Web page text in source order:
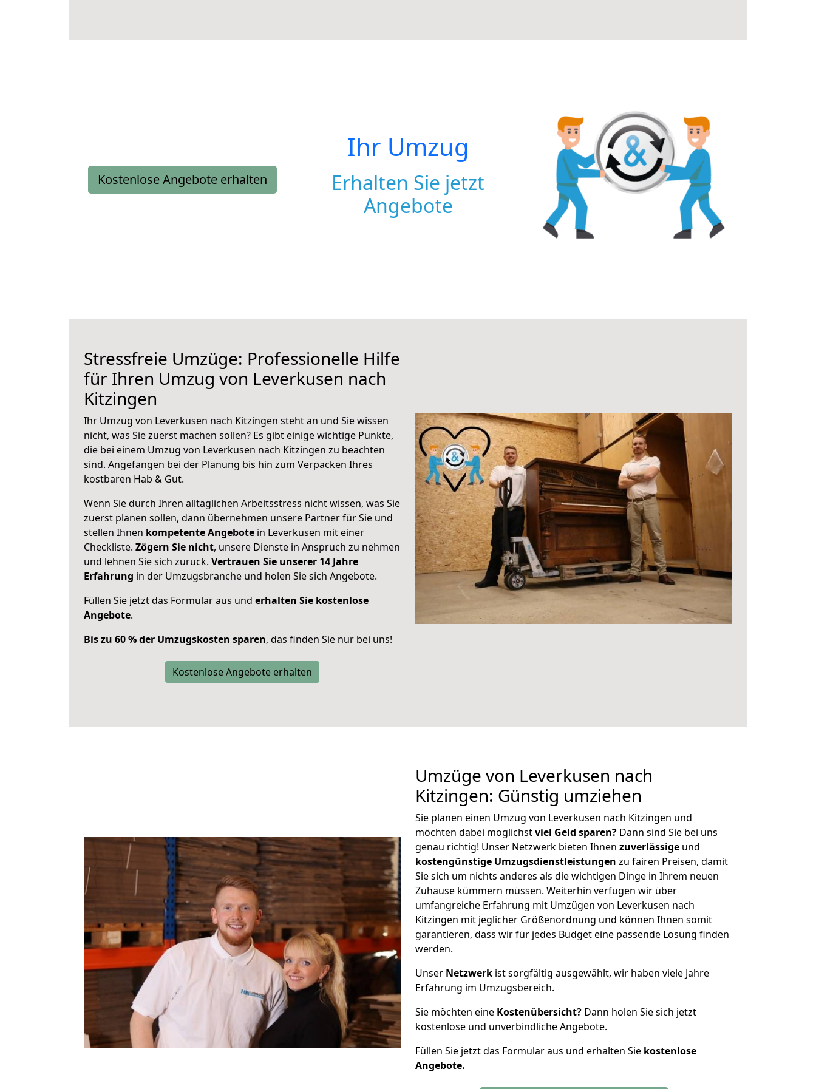
Kostenlose Angebote erhalten
Ihr Umzug
Erhalten Sie jetzt
Angebote
Stressfreie Umzüge: Professionelle Hilfe
für Ihren Umzug von Leverkusen nach
Kitzingen
Ihr Umzug von Leverkusen nach Kitzingen steht an und Sie wissen
nicht, was Sie zuerst machen sollen? Es gibt einige wichtige Punkte,
die bei einem Umzug von Leverkusen nach Kitzingen zu beachten
sind. Angefangen bei der Planung bis hin zum Verpacken Ihres
kostbaren Hab & Gut.
Wenn Sie durch Ihren alltäglichen Arbeitsstress nicht wissen, was Sie
zuerst planen sollen, dann übernehmen unsere Partner für Sie und
stellen Ihnen kompetente Angebote in Leverkusen mit einer
Checkliste. Zögern Sie nicht, unsere Dienste in Anspruch zu nehmen
und lehnen Sie sich zurück. Vertrauen Sie unserer 14 Jahre
Erfahrung in der Umzugsbranche und holen Sie sich Angebote.
Füllen Sie jetzt das Formular aus und erhalten Sie kostenlose
Angebote.
Bis zu 60 % der Umzugskosten sparen, das finden Sie nur bei uns!
Kostenlose Angebote erhalten
Umzüge von Leverkusen nach
Kitzingen: Günstig umziehen
Sie planen einen Umzug von Leverkusen nach Kitzingen und
möchten dabei möglichstviel Geld sparen? Dann sind Sie bei uns
genau richtig! Unser Netzwerk bieten Ihnen zuverlässige und
kostengünstige Umzugsdienstleistungen zu fairen Preisen, damit
Sie sich um nichts anderes als die wichtigen Dinge in Ihrem neuen
Zuhause kümmern müssen. Weiterhin verfügen wir über
umfangreiche Erfahrung mit Umzügen von Leverkusen nach
Kitzingen mit jeglicher Größenordnung und können Ihnen somit
garantieren, dass wir für jedes Budget eine passende Lösung finden
werden.
Unser Netzwerk ist sorgfältig ausgewählt, wir haben viele Jahre
Erfahrung im Umzugsbereich.
Sie möchten eine Kostenübersicht? Dann holen Sie sich jetzt
kostenlose und unverbindliche Angebote.
Füllen Sie jetzt das Formular aus und erhalten Sie kostenlose
Angebote.